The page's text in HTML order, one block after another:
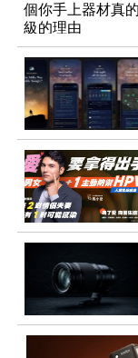
個你手上器材真
級的理由